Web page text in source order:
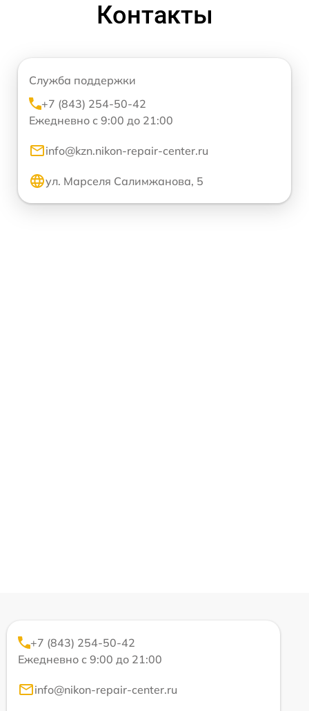
Контакты
Служба поддержки
+7 (843) 254-50-42
Ежедневно с 9:00 до 21:00
info@kzn.nikon-repair-center.ru
ул. Марселя Салимжанова, 5
+7 (843) 254-50-42
Ежедневно с 9:00 до 21:00
info@nikon-repair-center.ru